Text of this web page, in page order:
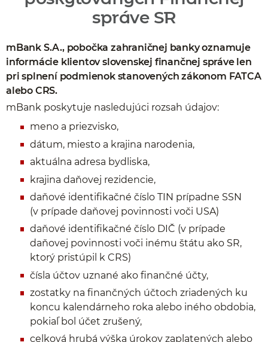
správe SR
mBank S.A., pobočka zahraničnej banky oznamuje
informácie klientov slovenskej finančnej správe len
pri splnení podmienok stanovených zákonom FATCA
alebo CRS.
mBank poskytuje nasledujúci rozsah údajov:
meno a priezvisko,
dátum, miesto a krajina narodenia,
aktuálna adresa bydliska,
krajina daňovej rezidencie,
daňové identifikačné číslo TIN prípadne SSN
(v prípade daňovej povinnosti voči USA)
daňové identifikačné číslo DIČ (v prípade
daňovej povinnosti voči inému štátu ako SR,
ktorý pristúpil k CRS)
čísla účtov uznané ako finančné účty,
zostatky na finančných účtoch zriadených ku
koncu kalendárneho roka alebo iného obdobia,
pokiaľ bol účet zrušený,
celková hrubá výška úrokov zaplatených alebo